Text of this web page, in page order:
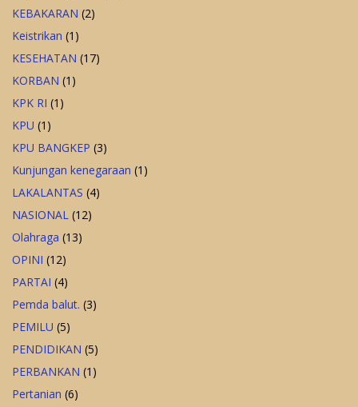
KEBAKARAN (2)
Keistrikan (1)
KESEHATAN (17)
KORBAN (1)
KPK RI (1)
KPU (1)
KPU BANGKEP (3)
Kunjungan kenegaraan (1)
LAKALANTAS (4)
NASIONAL (12)
Olahraga (13)
OPINI (12)
PARTAI (4)
Pemda balut. (3)
PEMILU (5)
PENDIDIKAN (5)
PERBANKAN (1)
Pertanian (6)